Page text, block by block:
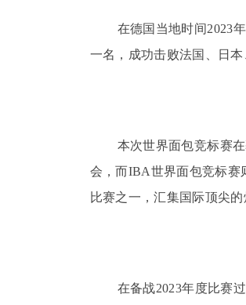
在德国当地时间2023年
一名，成功击败法国、日
本次世界面包竞标赛
会，而IBA世界面包竞标赛
比赛之一，汇集国际顶尖的
在备战2023年度比赛